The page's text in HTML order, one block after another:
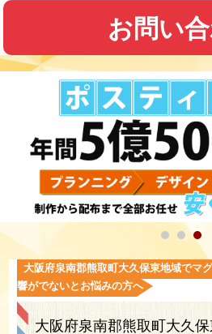
お問い
大阪府泉南郡熊取町大久保東地域でマ
響がでないとお悩みの方へ
大阪府泉南郡熊取町大久